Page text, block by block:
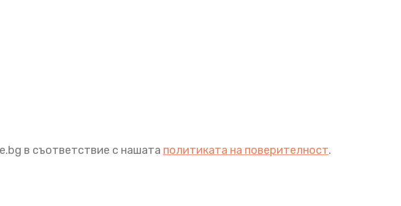
в съответствие с нашата политиката на поверителност.